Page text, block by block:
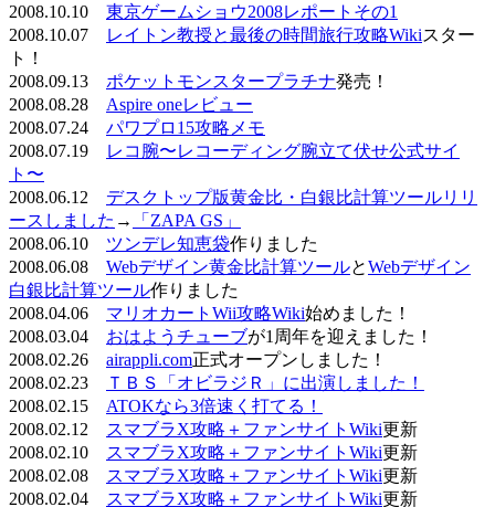
2008.10.10 東京ゲームショウ2008レポートその1
2008.10.07
レイトン教授と最後の時間旅行攻略Wikiスター
ト！
2008.09.13 ポケットモンスタープラチナ発売！
2008.08.28 Aspire oneレビュー
2008.07.24 パワプロ15攻略メモ
2008.07.19
レコ腕〜レコーディング腕立て伏せ公式サイ
ト〜
2008.06.12 デスクトップ版黄金比・白銀比計算ツールリリ
ースしました →
「ZAPA GS」
2008.06.10 ツンデレ知恵袋作りました
2008.06.08 Webデザイン黄金比計算ツールとWebデザイン
白銀比計算ツール作りました
2008.04.06 マリオカートWii攻略Wiki始めました！
2008.03.04 おはようチューブが1周年を迎えました！
2008.02.26 airappli.com正式オープンしました！
2008.02.23
ＴＢＳ「オビラジＲ」に出演しました！
2008.02.15 ATOKなら3倍速く打てる！
2008.02.12
スマブラX攻略＋ファンサイトWiki更新
2008.02.10
スマブラX攻略＋ファンサイトWiki更新
2008.02.08
スマブラX攻略＋ファンサイトWiki更新
2008.02.04
スマブラX攻略＋ファンサイトWiki更新